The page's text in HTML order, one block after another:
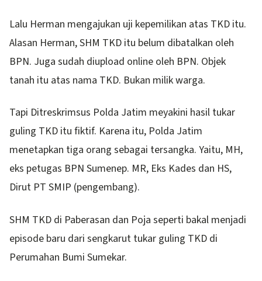
Lalu Herman mengajukan uji kepemilikan atas TKD itu.
Alasan Herman, SHM TKD itu belum dibatalkan oleh
BPN. Juga sudah diupload online oleh BPN. Objek
tanah itu atas nama TKD. Bukan milik warga.
Tapi Ditreskrimsus Polda Jatim meyakini hasil tukar
guling TKD itu fiktif. Karena itu, Polda Jatim
menetapkan tiga orang sebagai tersangka. Yaitu, MH,
eks petugas BPN Sumenep. MR, Eks Kades dan HS,
Dirut PT SMIP (pengembang).
SHM TKD di Paberasan dan Poja seperti bakal menjadi
episode baru dari sengkarut tukar guling TKD di
Perumahan Bumi Sumekar.